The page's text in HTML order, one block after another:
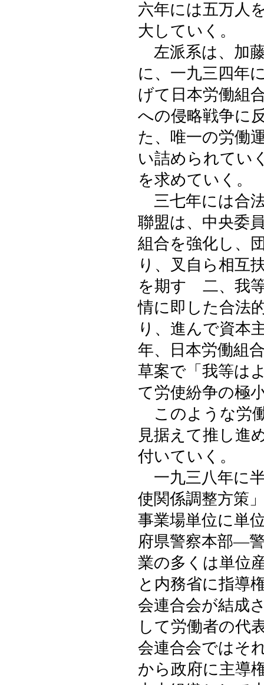
六年には五万人
大していく。
左派系は、加
に、一九三四年
げて日本労働組
への侵略戦争に
た、唯一の労働
い詰められてい
を求めていく。
三七年には合
聯盟は、中央委
組合を強化し、
り、叉自ら相互
を期す 二、我
情に即した合法
り、進んで資本
年、日本労働組
草案で「我等は
て労使紛争の極
このような労
見据えて推し進
付いていく。
一九三八年に
使関係調整方策
事業場単位に単
府県警察本部―
業の多くは単位
と内務省に指導
会連合会が結成
して労働者の代
会連合会ではそ
から政府に主導